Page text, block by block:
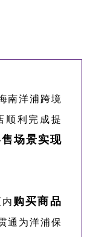
南洋浦跨境
顺利完成提
场景实现
购买商品
通为洋浦保